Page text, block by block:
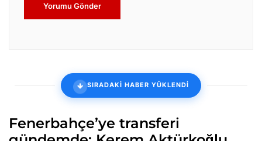
Yorumu Gönder
SIRADAKİ HABER YÜKLENDİ
Fenerbahçe’ye transferi